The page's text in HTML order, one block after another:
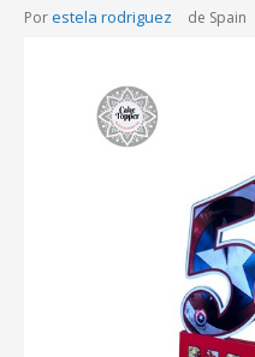
Porestela rodriguez de Spain